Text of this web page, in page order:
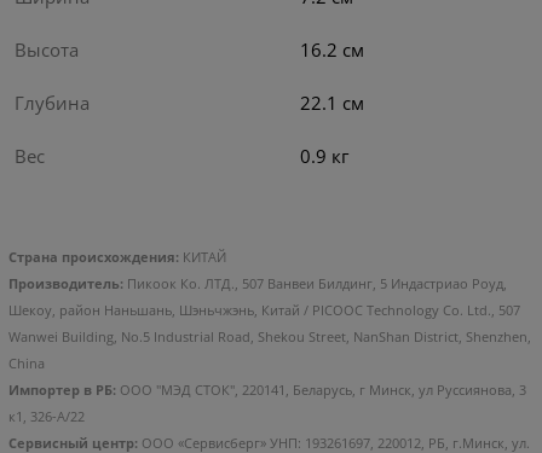
Высота 16.2 см
Глубина 22.1 см
Вес 0.9 кг
Страна происхождения: КИТАЙ
Производитель: Пикоок Ко. ЛТД., 507 Ванвеи Билдинг, 5 Индастриао Роуд,
Шекоу, район Наньшань, Шэньчжэнь, Китай / PICOOC Technology Co. Ltd., 507
Wanwei Building, No.5 Industrial Road, Shekou Street, NanShan District, Shenzhen,
China
Импортер в РБ: ООО "МЭД СТОК", 220141, Беларусь, г Минск, ул Руссиянова, 3
к1, 326-А/22
Сервисный центр: ООО «Сервисберг» УНП: 193261697, 220012, РБ, г.Минск, ул.